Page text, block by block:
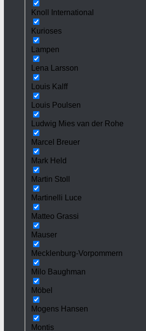
Knoll International
Kurioses
Lampen
Lena Larsson
Louis Kalff
Louis Poulsen
Ludwig Mies van der Rohe
Marcel Breuer
Mark Held
Martin Stoll
Martinelli Luce
Matteo Grassi
Mauser
Mecklenburg-Vorpommern
Milo Baughman
Möbel
Mogens Hansen
Montis